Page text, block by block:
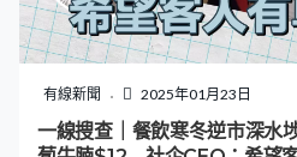
開心，好像一個祝福，很多揮
附近的茶餐廳，我買食物後便
得很開心及神奇……看到是你手
福。」 家望的揮走傳統路線，
「為什麼我會畫揮春？原因是
有線新聞 2025年01月23日
一線搜查｜餐飲寒冬逆市深